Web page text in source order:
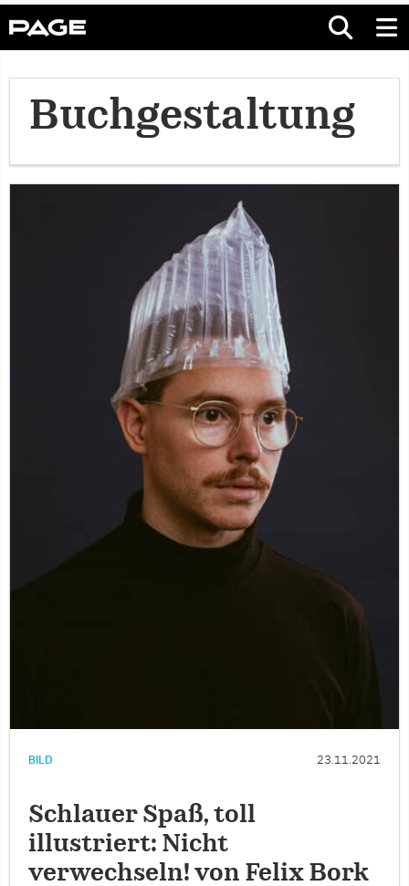
Buchgestaltung
BILD 23.11.2021
Schlauer Spaß, toll
illustriert: Nicht
verwechseln! von Felix Bork